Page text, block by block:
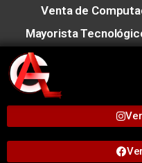
Venta de
Mayorista